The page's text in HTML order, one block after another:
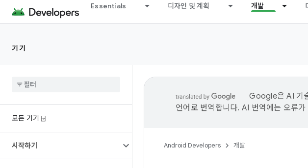
Essentials 디자인 및 계획 개발
기기
모든 기기 ⍈
시작하기
Google은 AI 기
언어로 번역합니다. AI 번역에는 오류
Android Developers 개발